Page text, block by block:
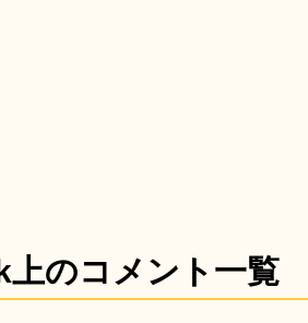
のコメント一覧